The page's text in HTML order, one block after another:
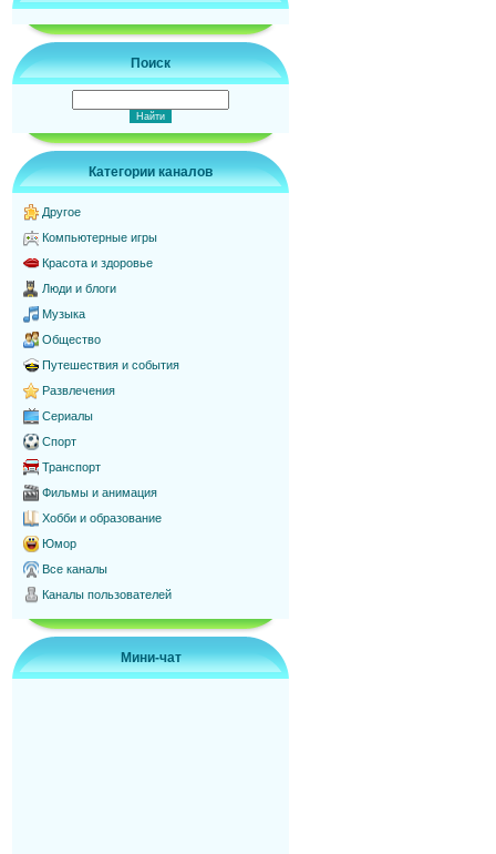
Поиск
Категории каналов
Другое
Компьютерные игры
Красота и здоровье
Люди и блоги
Музыка
Общество
Путешествия и события
Развлечения
Сериалы
Спорт
Транспорт
Фильмы и анимация
Хобби и образование
Юмор
Все каналы
Каналы пользователей
Мини-чат